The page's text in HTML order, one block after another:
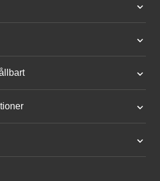
bo och leva hållbart